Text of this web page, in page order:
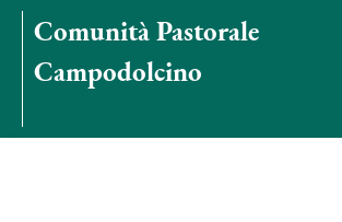
Comunità Pastorale
Campodolcino